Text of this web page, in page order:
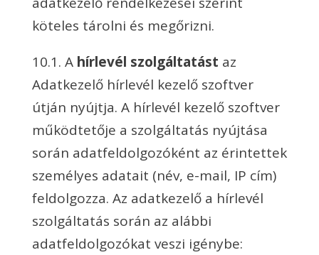
köteles tárolni és megőrizni.
10.1. A hírlevél szolgáltatást az
Adatkezelő hírlevél kezelő szoftver
útján nyújtja. A hírlevél kezelő szoftver
működtetője a szolgáltatás nyújtása
során adatfeldolgozóként az érintettek
személyes adatait (név, e-mail, IP cím)
feldolgozza. Az adatkezelő a hírlevél
szolgáltatás során az alábbi
adatfeldolgozókat veszi igénybe: